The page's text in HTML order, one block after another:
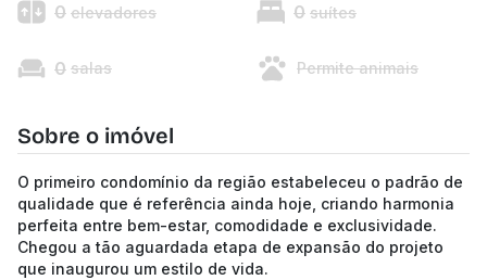
0 elevadores 0 suítes
0 salas Permite animais
Sobre o imóvel
O primeiro condomínio da região estabeleceu o padrão de
qualidade que é referência ainda hoje, criando harmonia
perfeita entre bem-estar, comodidade e exclusividade.
Chegou a tão aguardada etapa de expansão do projeto
que inaugurou um estilo de vida.